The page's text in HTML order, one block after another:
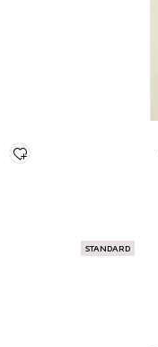
STANDARD